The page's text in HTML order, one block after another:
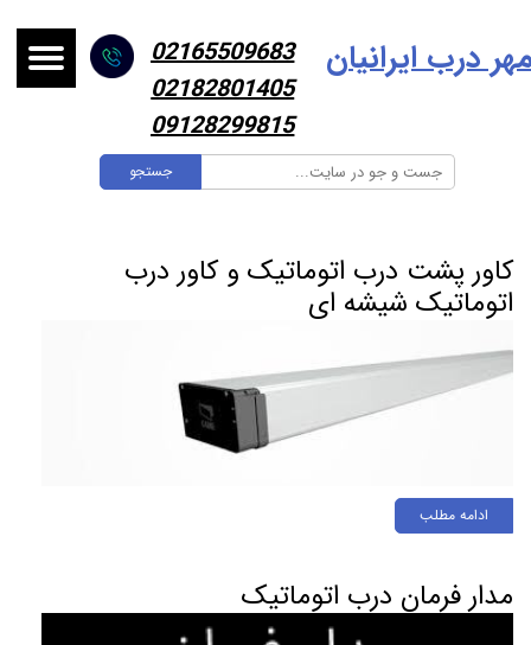
جستجو
درب ایرانیان
02165509683
02182801405
09128299815
کاور پشت درب اتوماتیک و کاور درب
اتوماتیک شیشه ای
ادامه مطلب
مدار فرمان درب اتوماتیک